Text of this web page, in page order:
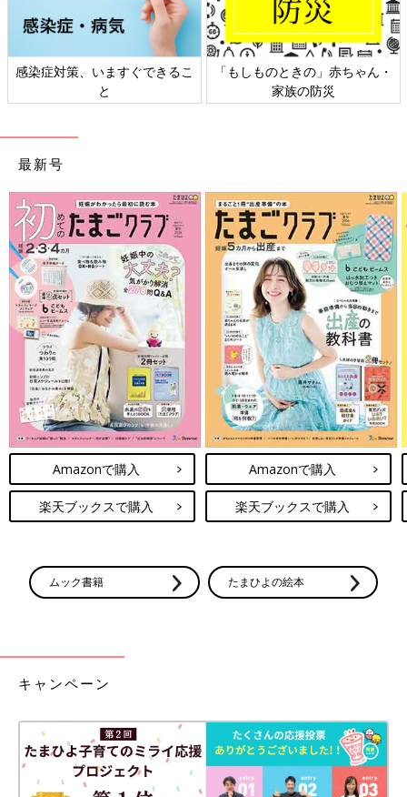
日本外来小児科学会リーフレッ
ト検討会
六星占術 細木かおりさんの人生
相談
最新号
Amazonで購入
楽天ブックスで購入
Amazonで購入
楽天ブックスで購入
ムック書籍 たまひよの絵本
キャンペーン